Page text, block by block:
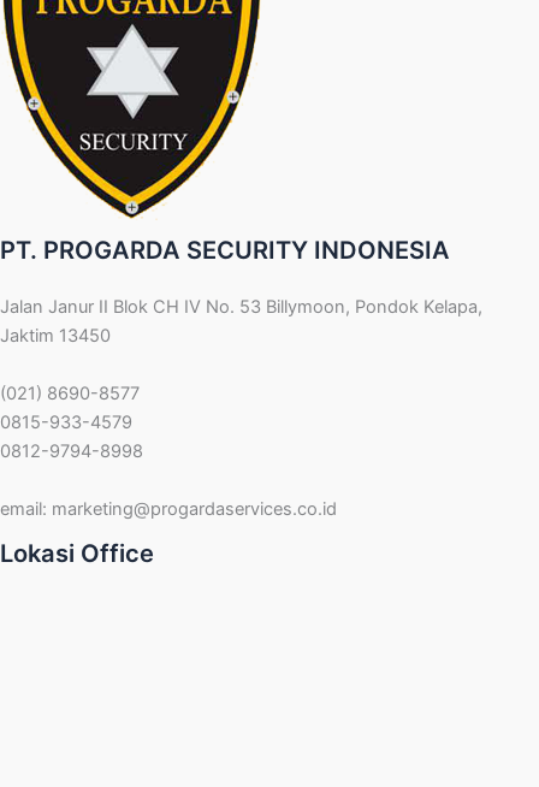
PT. PROGARDA SECURITY INDONESIA
Jalan Janur II Blok CH IV No. 53 Billymoon, Pondok Kelapa,
Jaktim 13450
(021) 8690-8577
0815-933-4579
0812-9794-8998
email: marketing@progardaservices.co.id
Lokasi Office